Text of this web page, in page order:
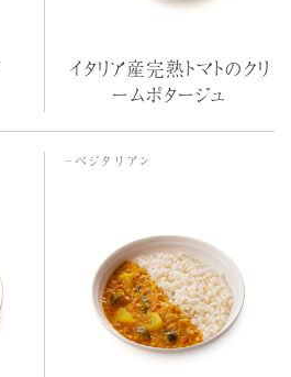
イタリア産完熟トマトのクリ
ームポタージュ
ベジタリアン